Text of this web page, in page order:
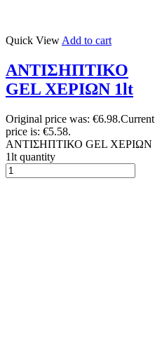
Quick View Add to cart
ΑΝΤΙΣΗΠΤΙΚΟ
GEL ΧΕΡΙΩΝ 1lt
Original price was: €6.98.Current
price is: €5.58.
ΑΝΤΙΣΗΠΤΙΚΟ GEL ΧΕΡΙΩΝ
1lt quantity